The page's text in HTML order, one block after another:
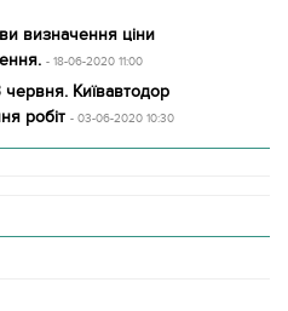
визначення ціни
- 18-06-2020 11:00
Київавтодор
робіт - 03-06-2020 10:30